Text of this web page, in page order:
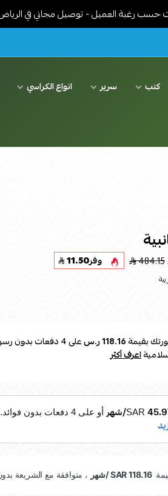
العميل - توصيل مجاني في الرياض
كنب سرير
انواع الكراسي
484.15 وفر11.50
بقيمة118.16 ر.س على4دفعات بدون
اعرف أكثر